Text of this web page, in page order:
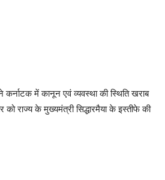
ने कर्नाटक में कानून एवं व्यवस्था की स्थिति खराब
को राज्य के मुख्यमंत्री सिद्धारमैया के इस्तीफे की